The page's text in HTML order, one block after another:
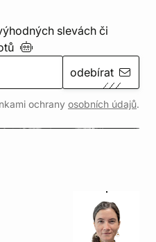
slevách či
odebírat
ochrany osobních údajů.